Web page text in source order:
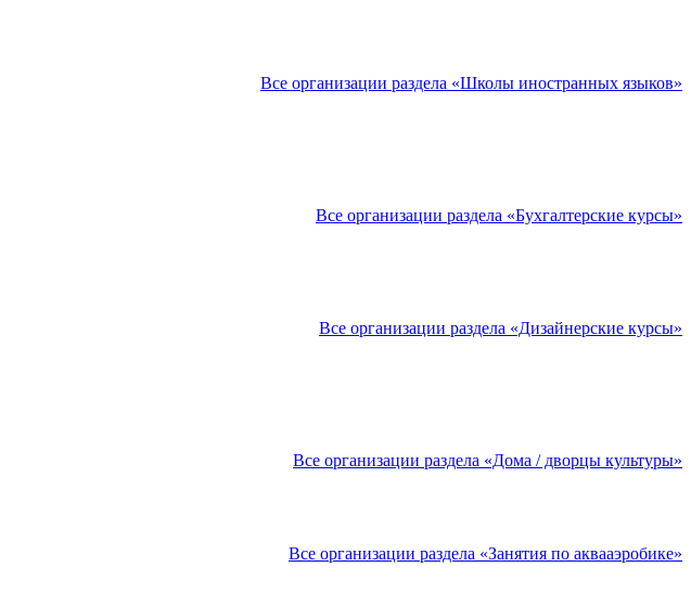
Все организации раздела «Школы иностранных языков»
Все организации раздела «Бухгалтерские курсы»
Все организации раздела «Дизайнерские курсы»
Все организации раздела «Дома / дворцы культуры»
Все организации раздела «Занятия по аквааэробике»